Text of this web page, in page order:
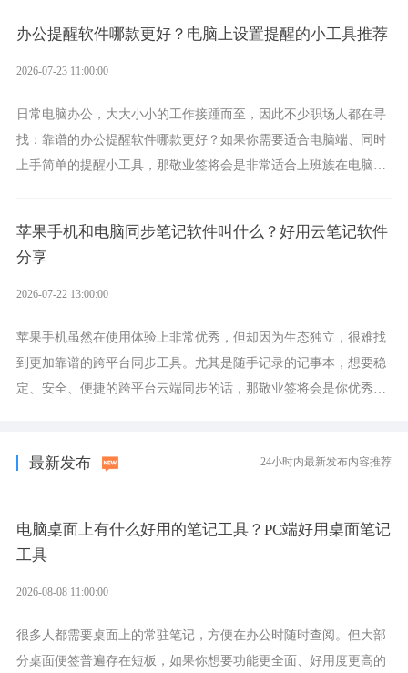
办公提醒软件哪款更好？电脑上设置提醒的小工具推荐
2026-07-23 11:00:00
日常电脑办公，大大小小的工作接踵而至，因此不少职场人都在寻
找：靠谱的办公提醒软件哪款更好？如果你需要适合电脑端、同时
上手简单的提醒小工具，那敬业签将会是非常适合上班族在电脑上
苹果手机和电脑同步笔记软件叫什么？好用云笔记软件
分享
2026-07-22 13:00:00
苹果手机虽然在使用体验上非常优秀，但却因为生态独立，很难找
到更加靠谱的跨平台同步工具。尤其是随手记录的记事本，想要稳
定、安全、便捷的跨平台云端同步的话，那敬业签将会是你优秀的
最新发布 24小时内最新发布内容推荐
电脑桌面上有什么好用的笔记工具？PC端好用桌面笔记
工具
2026-08-08 11:00:00
很多人都需要桌面上的常驻笔记，方便在办公时随时查阅。但大部
分桌面便签普遍存在短板，如果你想要功能更全面、好用度更高的